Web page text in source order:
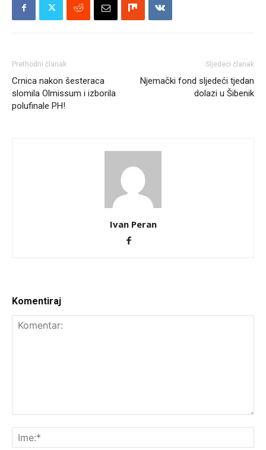
Prethodni članak
Crnica nakon šesteraca
slomila Olmissum i izborila
polufinale PH!
Sljedeći članak
Njemački fond sljedeći tjedan
dolazi u Šibenik
Ivan Peran
Komentiraj